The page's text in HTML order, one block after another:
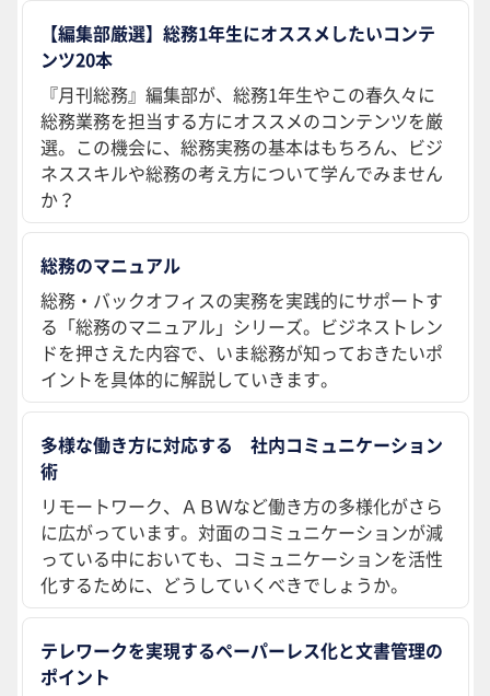
【編集部厳選】総務1年生にオススメしたいコンテ
ンツ20本
『月刊総務』編集部が、総務1年生やこの春久々に
総務業務を担当する方にオススメのコンテンツを厳
選。この機会に、総務実務の基本はもちろん、ビジ
ネススキルや総務の考え方について学んでみません
か？
総務のマニュアル
総務・バックオフィスの実務を実践的にサポートす
る「総務のマニュアル」シリーズ。ビジネストレン
ドを押さえた内容で、いま総務が知っておきたいポ
イントを具体的に解説していきます。
多様な働き方に対応する 社内コミュニケーション
術
リモートワーク、ＡＢＷなど働き方の多様化がさら
に広がっています。対面のコミュニケーションが減
っている中においても、コミュニケーションを活性
化するために、どうしていくべきでしょうか。
テレワークを実現するペーパーレス化と文書管理の
ポイント